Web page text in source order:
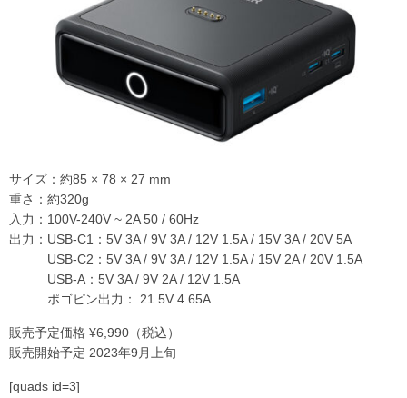
サイズ：約85 × 78 × 27 mm
重さ：約320g
入力：100V-240V ~ 2A 50 / 60Hz
出力：USB-C1：5V 3A / 9V 3A / 12V 1.5A / 15V 3A / 20V 5A
USB-C2：5V 3A / 9V 3A / 12V 1.5A / 15V 2A / 20V 1.5A
USB-A：5V 3A / 9V 2A / 12V 1.5A
ポゴピン出力： 21.5V 4.65A
販売予定価格 ¥6,990（税込）
販売開始予定 2023年9月上旬
[quads id=3]